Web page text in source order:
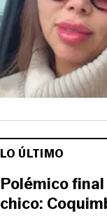
LO ÚLTIMO
Polémico
chico: